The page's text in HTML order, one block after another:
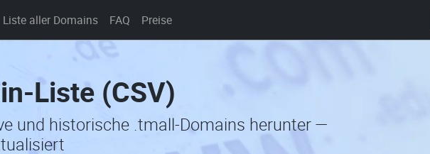
Liste aller Domains FAQ Preise
Liste (CSV)
und historische .tmall-Domains herunter —